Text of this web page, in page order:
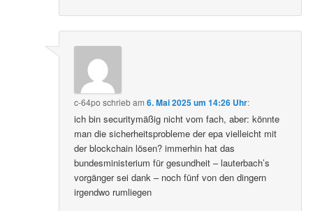
c-64po schriebam6. Mai 2025 um 14:26 Uhr:
ich bin securitymäßig nicht vom fach, aber: könnte
man die sicherheitsprobleme der epa vielleicht mit
der blockchain lösen? immerhin hat das
bundesministerium für gesundheit – lauterbach’s
vorgänger sei dank – noch fünf von den dingern
irgendwo rumliegen